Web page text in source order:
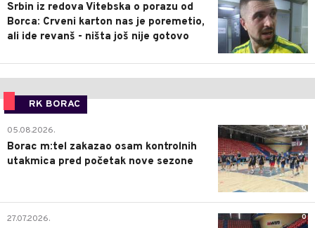
Srbin iz redova Vitebska o porazu od
Borca: Crveni karton nas je poremetio,
ali ide revanš - ništa još nije gotovo
RK BORAC
0
05.08.2026.
Borac m:tel zakazao osam kontrolnih
utakmica pred početak nove sezone
0
27.07.2026.